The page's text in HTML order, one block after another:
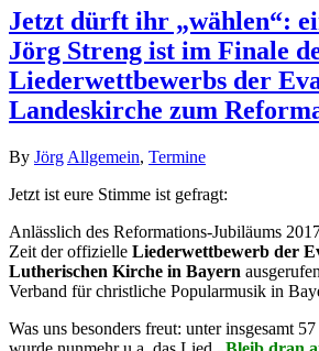
Jetzt dürft ihr „wählen“:
Jörg Streng ist im Finale
Liederwettbewerbs der
Landeskirche zum
By Jörg Allgemein, Termine
Jetzt ist eure Stimme ist gefragt:
Anlässlich des Reformations-Jubiläums
Zeit der offizielle Liederwettbewerb der
Lutherischen Kirche in Bayern
Verband für christliche Popularmusik in
Was uns besonders freut: unter insgesamt